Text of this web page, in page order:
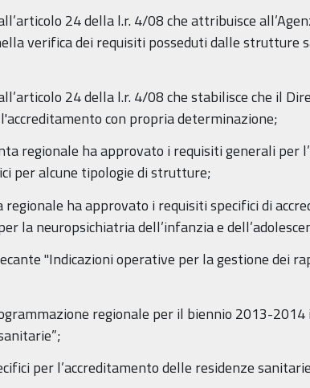
24 della l.r. 4/08 che attribuisce
verifica dei requisiti posseduti dalle strutture
24 della l.r. 4/08 che stabilisce che il
con propria determinazione;
regionale ha approvato i requisiti generali per
per alcune tipologie di strutture;
ha approvato i requisiti specifici di
la neuropsichiatria dell’infanzia e
"Indicazioni operative per la gestione dei
regionale per il biennio 2013-
per l’accreditamento delle residenze